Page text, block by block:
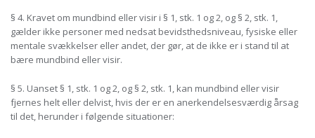
§ 4. Kravet om mundbind eller visir i § 1, stk. 1 og 2, og § 2, stk. 1,
gælder ikke personer med nedsat bevidsthedsniveau, fysiske eller
mentale svækkelser eller andet, der gør, at de ikke er i stand til at
bære mundbind eller visir.
§ 5. Uanset § 1, stk. 1 og 2, og § 2, stk. 1, kan mundbind eller visir
fjernes helt eller delvist, hvis der er en anerkendelsesværdig årsag
til det, herunder i følgende situationer: